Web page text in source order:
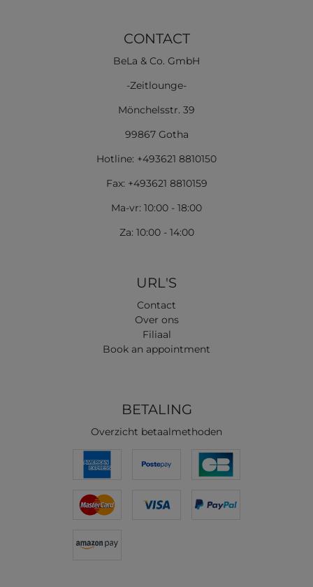
CONTACT
BeLa & Co. GmbH
-Zeitlounge-
Mönchelsstr. 39
99867 Gotha
Hotline: +493621 8810150
Fax: +493621 8810159
Ma-vr: 10:00 - 18:00
Za: 10:00 - 14:00
URL'S
Contact
Over ons
Filiaal
Book an appointment
BETALING
Overzicht betaalmethoden